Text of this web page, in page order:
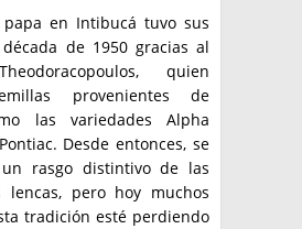
en Intibucá tuvo sus
de 1950 gracias al
quien
provenientes de
las variedades Alpha
Desde entonces, se
rasgo distintivo de las
lencas, pero hoy muchos
tradición esté perdiendo